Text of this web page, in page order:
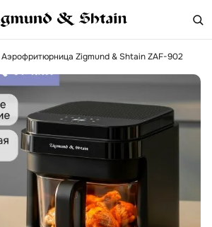
Аэрофритюрница Zigmund & Shtain ZAF-902